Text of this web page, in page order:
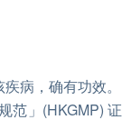
病，确有功效。
范」(HKGMP) 证